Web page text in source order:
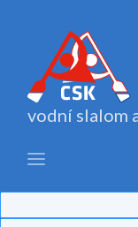
vodní slalom